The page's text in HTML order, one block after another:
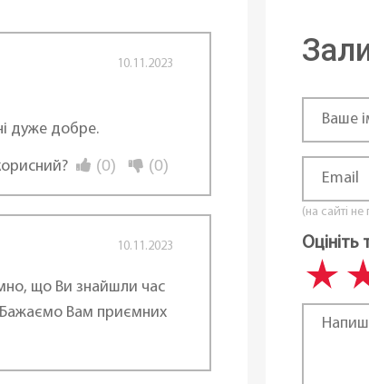
10.11.2023
дуже добре.
(0) (0)
10.11.2023
що Ви знайшли час
Вам приємних
(на сайті не
Оцініть